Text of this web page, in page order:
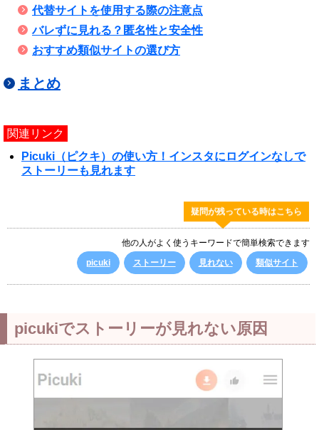
代替サイトを使用する際の注意点
バレずに見れる？匿名性と安全性
おすすめ類似サイトの選び方
まとめ
関連リンク
Picuki（ピクキ）の使い方！インスタにログインなしで
ストーリーも見れます
疑問が残っている時はこちら
他の人がよく使うキーワードで簡単検索できます
picuki
ストーリー 見れない 類似サイト
picukiでストーリーが見れない原因